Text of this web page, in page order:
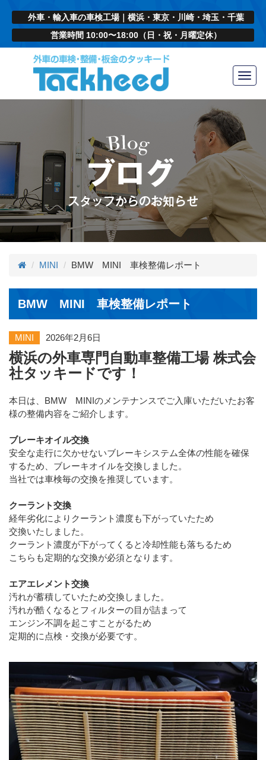
外車・輸入車の車検工場｜横浜・東京・川崎・埼玉・千葉
営業時間 10:00〜18:00（日・祝・月曜定休）
MINI BMW MINI 車検整備レポート
BMW MINI 車検整備レポート
MINI 2026年2月6日
横浜の外車専門自動車整備工場 株式会
社タッキードです！
本日は、BMW MINIのメンテナンスでご入庫いただいたお客
様の整備内容をご紹介します。
ブレーキオイル交換
安全な走行に欠かせないブレーキシステム全体の性能を確保
するため、ブレーキオイルを交換しました。
当社では車検毎の交換を推奨しています。
クーラント交換
経年劣化によりクーラント濃度も下がっていたため
交換いたしました。
クーラント濃度が下がってくると冷却性能も落ちるため
こちらも定期的な交換が必須となります。
エアエレメント交換
汚れが蓄積していたため交換しました。
汚れが酷くなるとフィルターの目が詰まって
エンジン不調を起こすことがるため
定期的に点検・交換が必要です。